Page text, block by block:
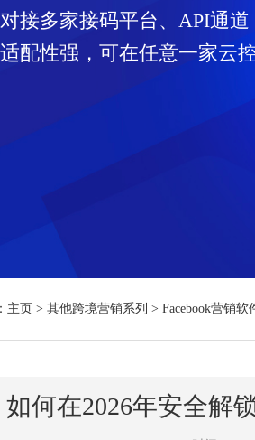
对接多家接码平台、API
适配性强，可在任意一
主页 > 其他跨境营销系列 > Facebook营销软
如何在2026年安全解